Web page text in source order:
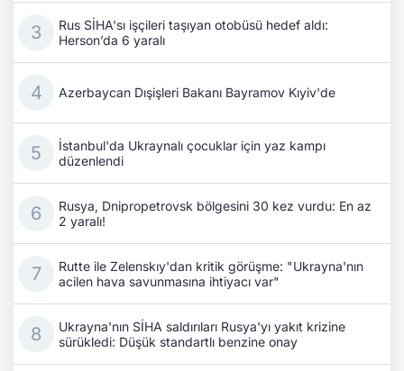
Rus SİHA'sı işçileri taşıyan otobüsü hedef aldı:
Herson’da 6 yaralı
Azerbaycan Dışişleri Bakanı Bayramov Kıyiv'de
İstanbul'da Ukraynalı çocuklar için yaz kampı
düzenlendi
Rusya, Dnipropetrovsk bölgesini 30 kez vurdu: En az
2 yaralı!
Rutte ile Zelenskıy'dan kritik görüşme: "Ukrayna'nın
acilen hava savunmasına ihtiyacı var"
Ukrayna'nın SİHA saldırıları Rusya'yı yakıt krizine
sürükledi: Düşük standartlı benzine onay